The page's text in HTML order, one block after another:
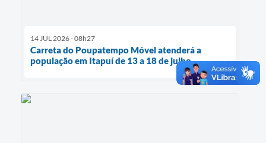
14 JUL 2026 - 08h27
Carreta do Poupatempo Móvel atenderá a
população em Itapuí de 13 a 18 de julho.